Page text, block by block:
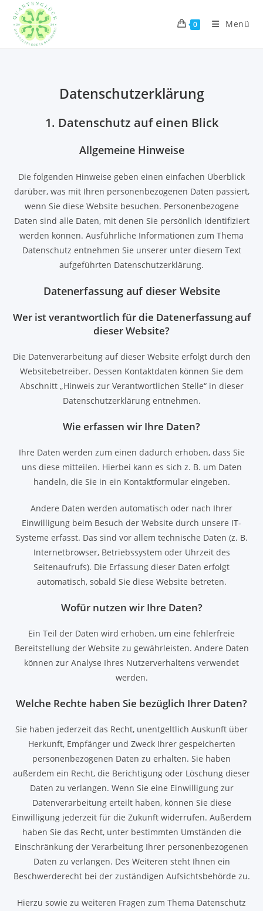
0 Menü
Datenschutz­erklärung
1. Datenschutz auf einen Blick
Allgemeine Hinweise
Die folgenden Hinweise geben einen einfachen Überblick
darüber, was mit Ihren personenbezogenen Daten passiert,
wenn Sie diese Website besuchen. Personenbezogene
Daten sind alle Daten, mit denen Sie persönlich identifiziert
werden können. Ausführliche Informationen zum Thema
Datenschutz entnehmen Sie unserer unter diesem Text
aufgeführten Datenschutzerklärung.
Datenerfassung auf dieser Website
Wer ist verantwortlich für die Datenerfassung auf
dieser Website?
Die Datenverarbeitung auf dieser Website erfolgt durch den
Websitebetreiber. Dessen Kontaktdaten können Sie dem
Abschnitt „Hinweis zur Verantwortlichen Stelle“ in dieser
Datenschutzerklärung entnehmen.
Wie erfassen wir Ihre Daten?
Ihre Daten werden zum einen dadurch erhoben, dass Sie
uns diese mitteilen. Hierbei kann es sich z. B. um Daten
handeln, die Sie in ein Kontaktformular eingeben.
Andere Daten werden automatisch oder nach Ihrer
Einwilligung beim Besuch der Website durch unsere IT-
Systeme erfasst. Das sind vor allem technische Daten (z. B.
Internetbrowser, Betriebssystem oder Uhrzeit des
Seitenaufrufs). Die Erfassung dieser Daten erfolgt
automatisch, sobald Sie diese Website betreten.
Wofür nutzen wir Ihre Daten?
Ein Teil der Daten wird erhoben, um eine fehlerfreie
Bereitstellung der Website zu gewährleisten. Andere Daten
können zur Analyse Ihres Nutzerverhaltens verwendet
werden.
Welche Rechte haben Sie bezüglich Ihrer Daten?
Sie haben jederzeit das Recht, unentgeltlich Auskunft über
Herkunft, Empfänger und Zweck Ihrer gespeicherten
personenbezogenen Daten zu erhalten. Sie haben
außerdem ein Recht, die Berichtigung oder Löschung dieser
Daten zu verlangen. Wenn Sie eine Einwilligung zur
Datenverarbeitung erteilt haben, können Sie diese
Einwilligung jederzeit für die Zukunft widerrufen. Außerdem
haben Sie das Recht, unter bestimmten Umständen die
Einschränkung der Verarbeitung Ihrer personenbezogenen
Daten zu verlangen. Des Weiteren steht Ihnen ein
Beschwerderecht bei der zuständigen Aufsichtsbehörde zu.
Hierzu sowie zu weiteren Fragen zum Thema Datenschutz